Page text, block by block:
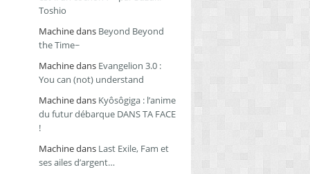
Toshio
Machinedans Beyond Beyond
the Time~
Machinedans Evangelion 3.0 :
You can (not) understand
Machinedans Kyôsôgiga : l’anime
du futur débarque DANS TA FACE
!
Machinedans Last Exile, Fam et
ses ailes d’argent…